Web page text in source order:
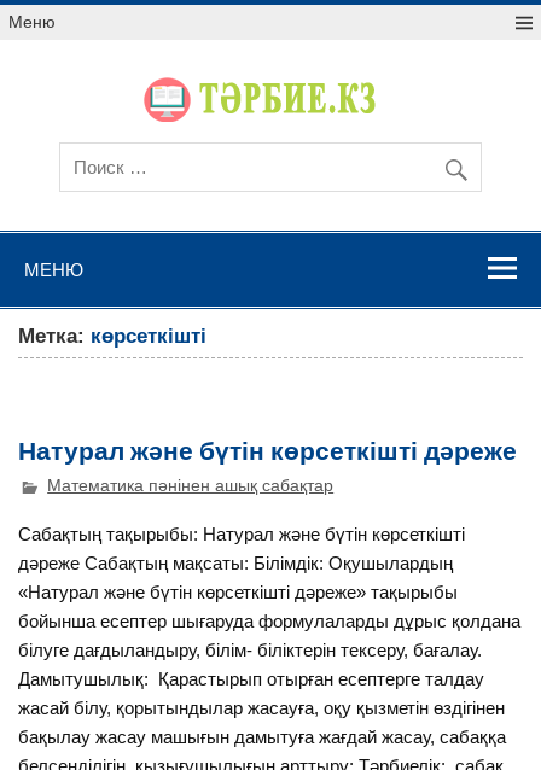
Меню
МЕНЮ
Метка: көрсеткішті
Натурал және бүтін көрсеткішті дәреже
Математика пәнінен ашық сабақтар
Сабақтың тақырыбы: Натурал және бүтін көрсеткішті
дәреже Сабақтың мақсаты: Білімдік: Оқушылардың
«Натурал және бүтін көрсеткішті дәреже» тақырыбы
бойынша есептер шығаруда формулаларды дұрыс қолдана
білуге дағдыландыру, білім- біліктерін тексеру, бағалау.
Дамытушылық: Қарастырып отырған есептерге талдау
жасай білу, қорытындылар жасауға, оқу қызметін өздігінен
бақылау жасау машығын дамытуға жағдай жасау, сабаққа